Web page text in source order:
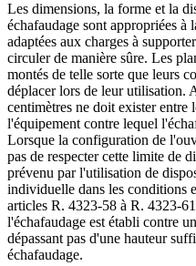
Les dimensions, la forme et la
échafaudage sont appropriées à
adaptées aux charges à
circuler de manière sûre. Les
montés de telle sorte que leurs
déplacer lors de leur utilisation.
centimètres ne doit exister entre
l'équipement contre lequel
Lorsque la configuration de
pas de respecter cette limite de
prévenu par l'utilisation de
individuelle dans les conditions
articles R. 4323-58 à R. 4323-
l'échafaudage est établi contre
dépassant pas d'une hauteur
échafaudage.